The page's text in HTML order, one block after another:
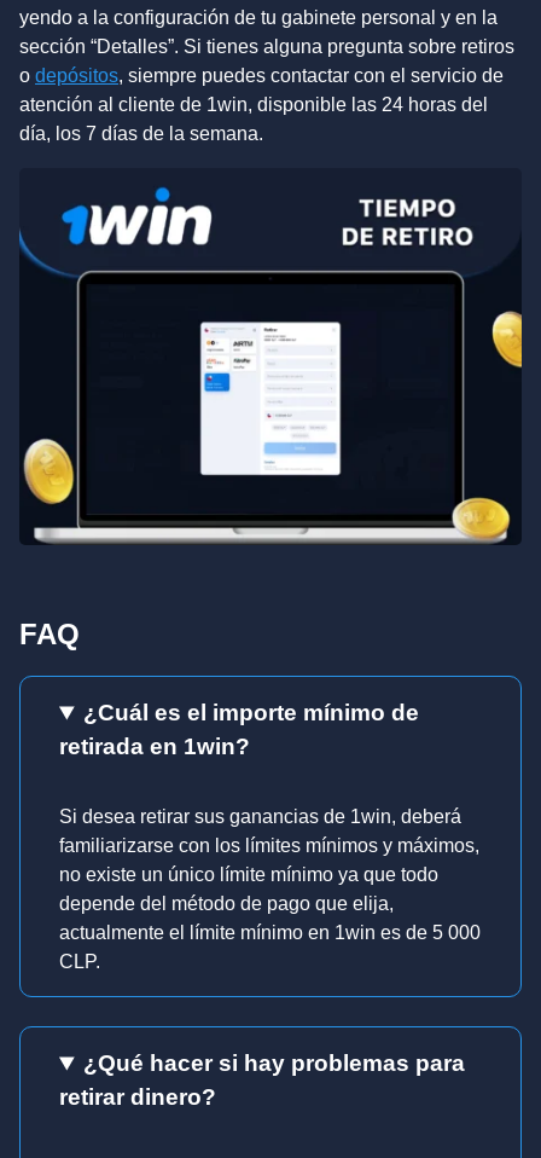
yendo a la configuración de tu gabinete personal y en la
sección “Detalles”. Si tienes alguna pregunta sobre retiros
o depósitos, siempre puedes contactar con el servicio de
atención al cliente de 1win, disponible las 24 horas del
día, los 7 días de la semana.
FAQ
¿Cuál es el importe mínimo de
retirada en 1win?
Si desea retirar sus ganancias de 1win, deberá
familiarizarse con los límites mínimos y máximos,
no existe un único límite mínimo ya que todo
depende del método de pago que elija,
actualmente el límite mínimo en 1win es de 5 000
CLP.
¿Qué hacer si hay problemas para
retirar dinero?